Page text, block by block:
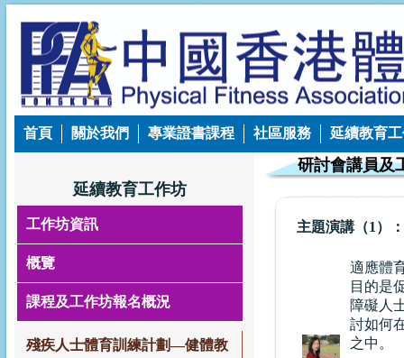
首頁 關於我們 專業證書課程 社區服務 延續教育
延續教育工作坊
工作坊資訊
概覽
課程及工作坊報名概況
殘疾人士體育訓練計劃—健體教
研討會講員及
主題演講（1）
適應體
目的是
障礙人
討如何
之中。